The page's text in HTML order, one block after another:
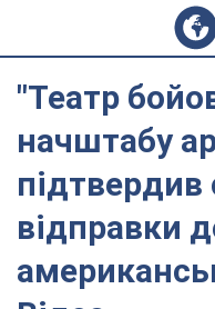
"Театр
начштабу
підтвердив
відправки